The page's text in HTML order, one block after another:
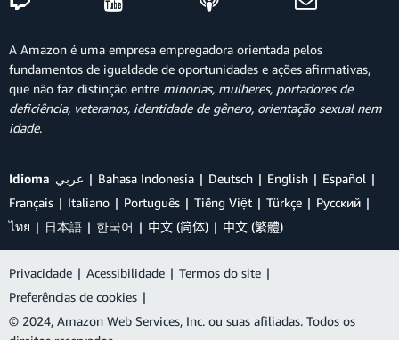
A Amazon é uma empresa empregadora orientada pelos
fundamentos de igualdade de oportunidades e ações afirmativas,
que não faz distinção entre minorias, mulheres, portadores de
deficiência, veteranos, identidade de gênero, orientação sexual nem
idade.
Idioma عربي Bahasa Indonesia Deutsch English
Español
Français
Italiano Português Tiếng Việt Türkçe
Ρусский
ไทย
日本語 한국어 中文 (简体) 中文 (繁體)
Privacidade | Acessibilidade | Termos do site |
Preferências de cookies |
© 2024, Amazon Web Services, Inc. ou suas afiliadas. Todos os